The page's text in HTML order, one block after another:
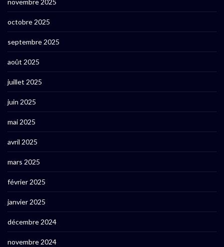
novembre 2025
octobre 2025
septembre 2025
août 2025
juillet 2025
juin 2025
mai 2025
avril 2025
mars 2025
février 2025
janvier 2025
décembre 2024
novembre 2024